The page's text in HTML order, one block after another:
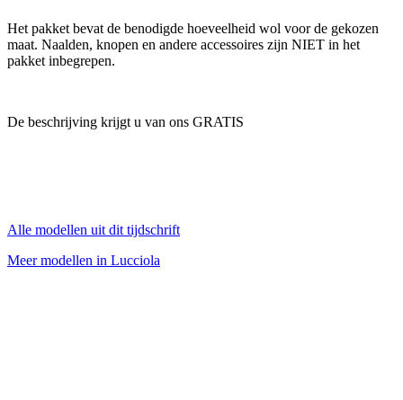
Het pakket bevat de benodigde hoeveelheid wol voor de gekozen
maat. Naalden, knopen en andere accessoires zijn NIET in het
pakket inbegrepen.
De beschrijving krijgt u van ons GRATIS
Alle modellen uit dit tijdschrift
Meer modellen in Lucciola